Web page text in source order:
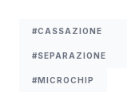
#CASSAZIONE
#SEPARAZIONE
#MICROCHIP